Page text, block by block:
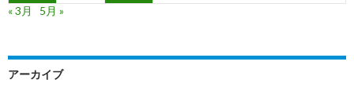
« 3月
5月 »
アーカイブ